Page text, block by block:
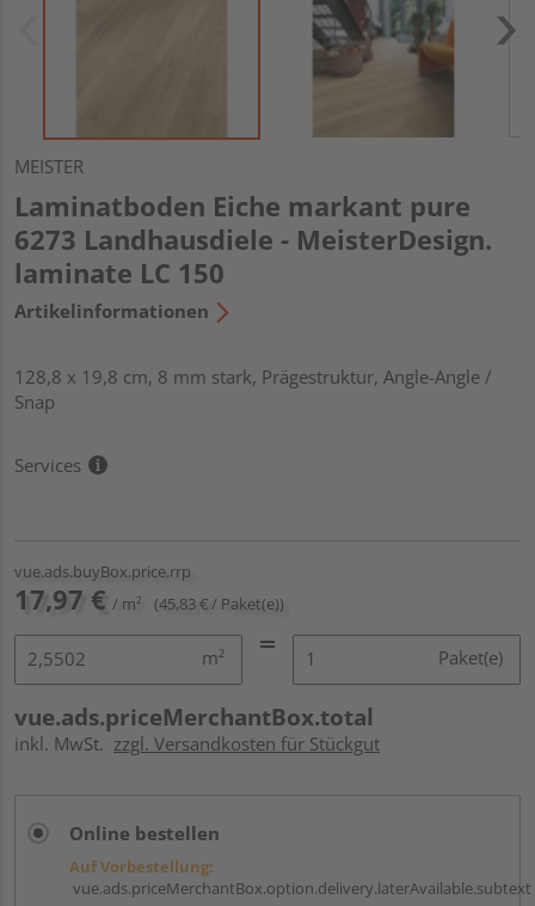
MEISTER
Laminatboden Eiche markant pure
6273 Landhausdiele - MeisterDesign.
laminate LC 150
Artikelinformationen
128,8 x 19,8 cm, 8 mm stark, Prägestruktur, Angle-Angle /
Snap
Services
vue.ads.buyBox.price.rrp
17,97 € / m² (45,83 € / Paket(e))
m² Paket(e)
vue.ads.priceMerchantBox.total
inkl. MwSt. zzgl. Versandkosten für Stückgut
Online bestellen
Auf Vorbestellung:
vue.ads.priceMerchantBox.option.delivery.laterAvailable.subtext